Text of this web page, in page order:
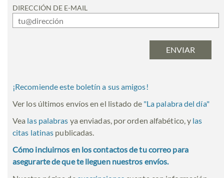
DIRECCIÓN DE E-MAIL
¡Recomiende este boletín a sus amigos!
Ver los últimos envíos en el listado de "La palabra del día"
Vea las palabras ya enviadas, por orden alfabético, y las
citas latinas publicadas.
Cómo incluirnos en los contactos de tu correo para
asegurarte de que te lleguen nuestros envíos.